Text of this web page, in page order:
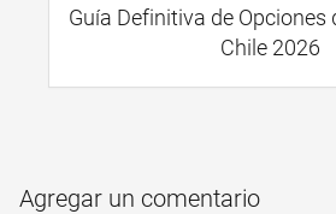
Guía Definitiva de Opciones
Chile 2026
Agregar un comentario